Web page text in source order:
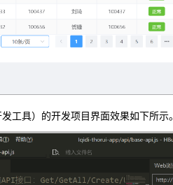
工具）的开发项目界面效果如下所示。